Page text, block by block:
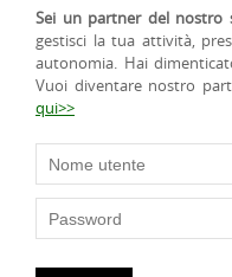
Sei un partner del nostro
gestisci la tua attività,
autonomia. Hai
Vuoi diventare nostro
qui>>